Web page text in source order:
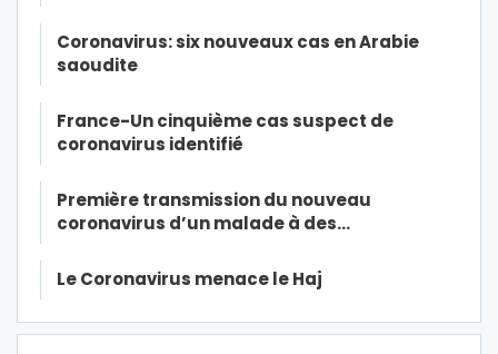
Coronavirus: six nouveaux cas en Arabie
saoudite
France-Un cinquième cas suspect de
coronavirus identifié
Première transmission du nouveau
coronavirus d’un malade à des…
Le Coronavirus menace le Haj